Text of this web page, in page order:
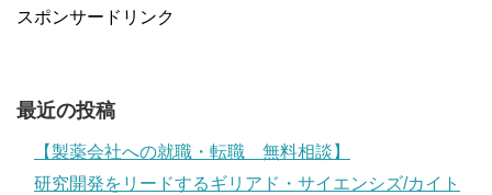
スポンサードリンク
最近の投稿
【製薬会社への就職・転職 無料相談】
研究開発をリードするギリアド・サイエンシズ/カイト